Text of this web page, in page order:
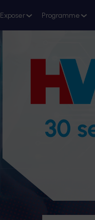
Exposer Programme
30